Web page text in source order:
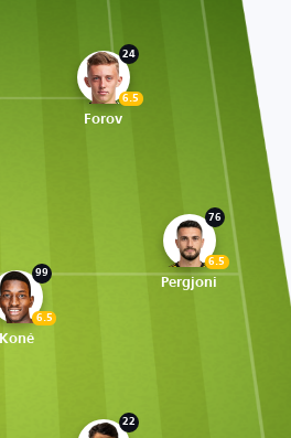
24
6.5
Forov
99
6.5
Koné
76
6.5
Pergjoni
22